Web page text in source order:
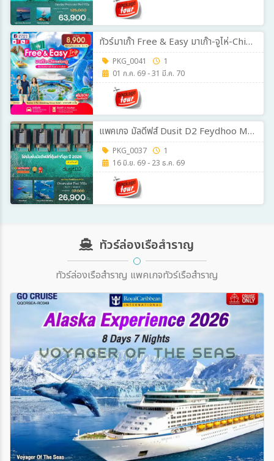
ทัวร์มาเก๊า Free & Easy มาเก๊า-จูไห่-Chime long 3วัน 2คืน ก.ค.69-ม.ค.70
PKG_0041
1
01 ก.ค. 69 - 31 มี.ค. 70
แพคเกจ มัลดีฟส์ Dusit D2 Feydhoo Maldives 3วัน 2คืน
PKG_0037
1
16 มิ.ย. 69 - 23 ธ.ค. 69
ทัวร์ล่องเรือสำราญ
ทัวร์ล่องเรือสำราญ แพคเกจทัวร์เรือสำราญ